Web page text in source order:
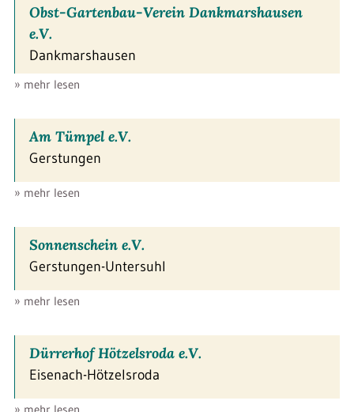
Obst-Gartenbau-Verein Dankmarshausen
e.V.
Dankmarshausen
» mehr lesen
Am Tümpel e.V.
Gerstungen
» mehr lesen
Sonnenschein e.V.
Gerstungen-Untersuhl
» mehr lesen
Dürrerhof Hötzelsroda e.V.
Eisenach-Hötzelsroda